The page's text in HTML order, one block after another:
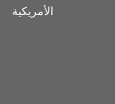
الأمريكية